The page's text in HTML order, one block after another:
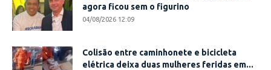
agora ficou sem o figurino
04/08/2026 12:09
Colisão entre caminhonete e bicicleta
elétrica deixa duas mulheres feridas em...